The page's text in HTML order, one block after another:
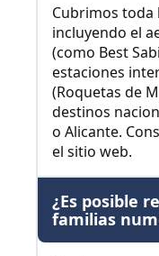
Cubrimos toda
incluyendo el
(como Best
estaciones
(Roquetas de
destinos
o Alicante.
el sitio web.
¿Es posible
familias